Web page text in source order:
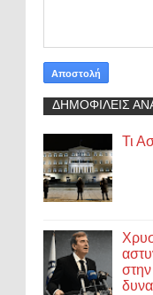
ΔΗΜΟΦΙΛΕΙΣ
Τι